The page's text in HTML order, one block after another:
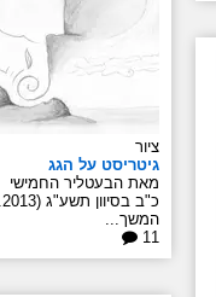
ציור
גיטריסט על הגג
מאת הבעטליר החמישי
כ"ב בסיוון תשע"ג (31.5.2013)
המשך...
11